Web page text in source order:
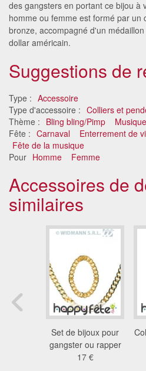
des gangsters en portant ce bijou à
homme ou femme est formé par un
bronze, accompagné d'un
dollar américain.
Suggestions de
Type : Accessoire
Type d'accessoire : Colliers et
Thème : Bling bling/Pimp Musique
Fête : Carnaval
Enterrement de
Fête de la musique
Pour Homme Femme
Accessoires de
similaires
Set de bijoux pour
gangster ou rapper
17 €